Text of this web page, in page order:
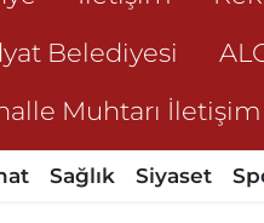
Belediyesi
Muhtarı İletişim
Sağlık Siyaset